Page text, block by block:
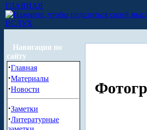
ГЛАВНАЯ
ВСЛУХ
Навигация по
сайту
·Главная
·Материалы
·Новости
·Заметки
·Литературные